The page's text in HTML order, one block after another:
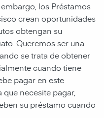
los Préstamos
crean oportunidades
obtengan su
Queremos ser una
se trata de obtener
cuando tiene
pagar en este
que necesite pagar,
su préstamo cuando